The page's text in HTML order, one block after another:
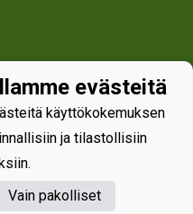
evästeitä
käyttökokemuksen
ja tilastollisiin
Vain pakolliset